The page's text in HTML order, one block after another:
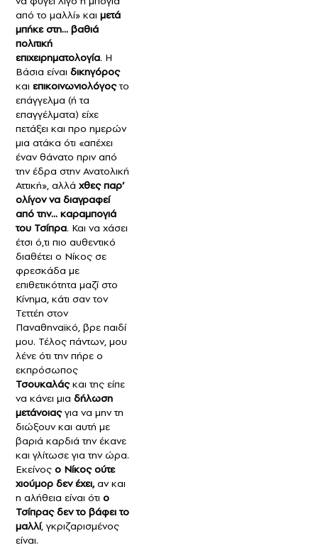
από το μαλλί» και μετά
μπήκε στη… βαθιά
πολιτική
επιχειρηματολογία. Η
Βάσια είναι δικηγόρος
και επικοινωνιολόγοςτο
επάγγελμα (ή τα
επαγγέλματα) είχε
πετάξει και προ ημερών
μια ατάκα ότι «απέχει
έναν θάνατο πριν από
την έδρα στην Ανατολική
Αττική», αλλά χθες παρ’
ολίγον να διαγραφεί
από την… καραμπογιά
του Τσίπρα. Και να χάσει
έτσι ό,τι πιο αυθεντικό
διαθέτει ο Νίκος σε
φρεσκάδα με
επιθετικότητα μαζί στο
Κίνημα, κάτι σαν τον
Τεττέη στον
Παναθηναϊκό, βρε παιδί
μου. Τέλος πάντων, μου
λένε ότι την πήρε ο
εκπρόσωπος
Τσουκαλάςκαι της είπε
να κάνει μια δήλωση
μετάνοιαςγια να μην τη
διώξουν και αυτή με
βαριά καρδιά την έκανε
και γλίτωσε για την ώρα.
Εκείνος ο Νίκος ούτε
χιούμορ δεν έχει,αν και
η αλήθεια είναι ότι ο
Τσίπρας δεν το βάφει το
μαλλί, γκριζαρισμένος
είναι.